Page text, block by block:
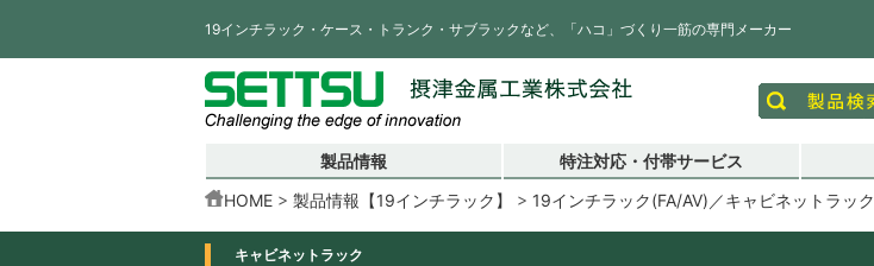
19インチラック・ケース・トランク・サブラックなど、「ハコ」づくり一筋の専門メーカー
製品情報 特注対応・付帯サービス
HOME 製品情報【19インチラック】 19インチラック(FA/AV)／キャビネットラック
キャビネットラック